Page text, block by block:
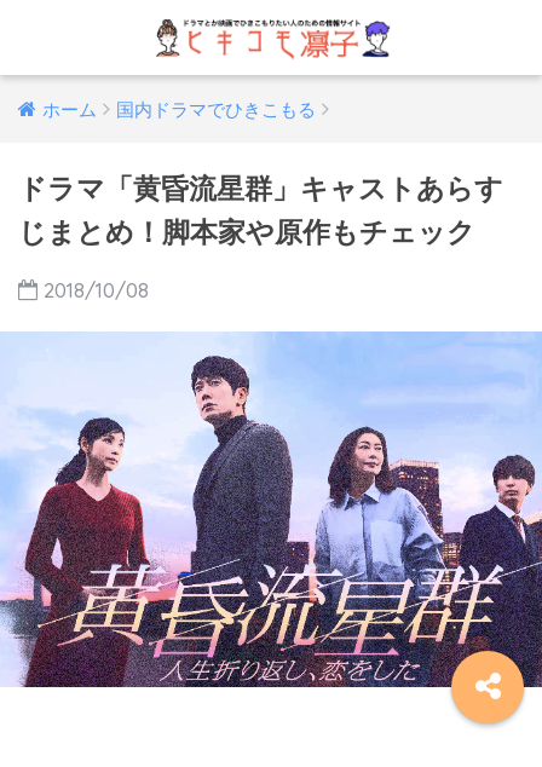
ホーム 国内ドラマでひきこもる
ドラマ「黄昏流星群」キャストあらす
じまとめ！脚本家や原作もチェック
2018/10/08